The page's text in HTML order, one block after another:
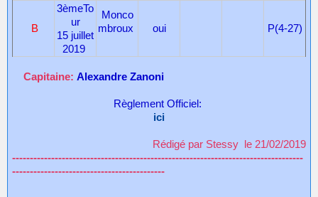
B
3èmeTo
ur
15 juillet
2019
Monco
mbroux
oui P(4-27)
Capitaine: Alexandre Zanoni
Règlement Officiel:
ici
Rédigé par Stessy le 21/02/2019
----------------------------------------------------------------------------------
-------------------------------------------